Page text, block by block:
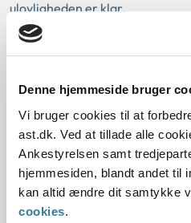
Denne hjemmeside bruger
Vi bruger cookies til at
ast.dk. Ved at tillade alle
Ankestyrelsen samt
hjemmesiden, blandt andet til
kan altid ændre dit samtykke
cookies.
ulovligheden er klar.
Desuden kan Ankestyrelsen
for, at kommunalbestyrelsen
foranstaltning, som den efter
udføre.
Tvangsbøder kan for
kommune ikke efterlever en
klage- eller tilsynsmyndighed.
hjælp af den særlige